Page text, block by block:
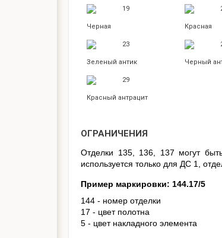
19
Черная Красная
23
Зеленый антик Черный
29
Красный антрацит
ОГРАНИЧЕНИЯ
Отделки 135, 136, 137 могут
используется только для ДС 1,
Пример маркировки: 144.17/5
144 - номер отделки
17 - цвет полотна
5 - цвет накладного элемента